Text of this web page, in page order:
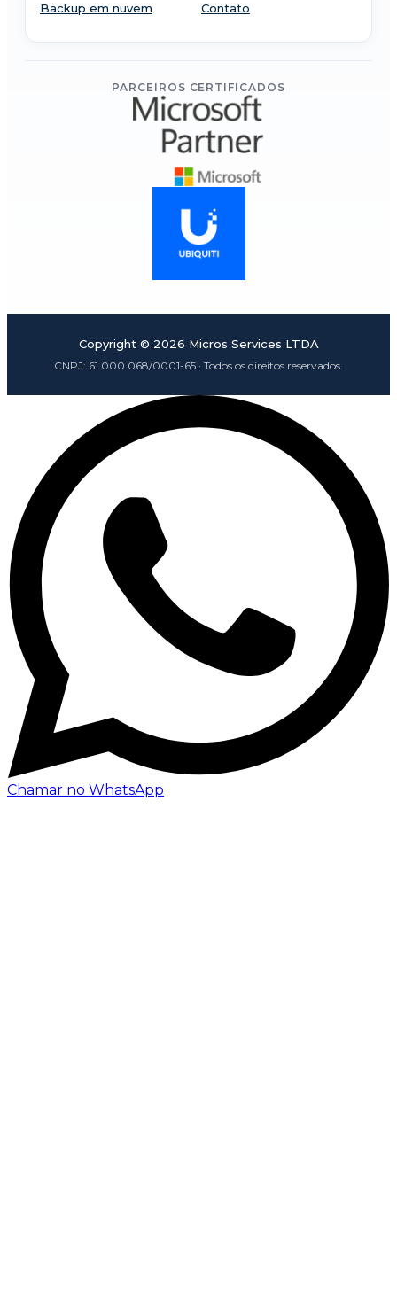
Backup em nuvem Contato
PARCEIROS CERTIFICADOS
Copyright © 2026 Micros Services LTDA
CNPJ: 61.000.068/0001-65 · Todos os direitos reservados.
Chamar no WhatsApp